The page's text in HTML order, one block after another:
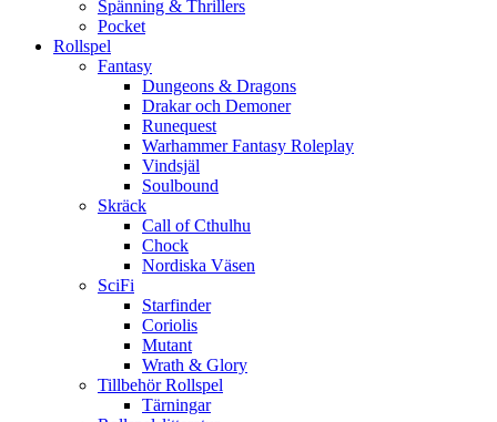
Spänning & Thrillers
Pocket
Rollspel
Fantasy
Dungeons & Dragons
Drakar och Demoner
Runequest
Warhammer Fantasy Roleplay
Vindsjäl
Soulbound
Skräck
Call of Cthulhu
Chock
Nordiska Väsen
SciFi
Starfinder
Coriolis
Mutant
Wrath & Glory
Tillbehör Rollspel
Tärningar